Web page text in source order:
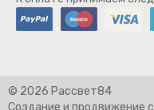
© 2026 Рассвет84
Создание и продвижение